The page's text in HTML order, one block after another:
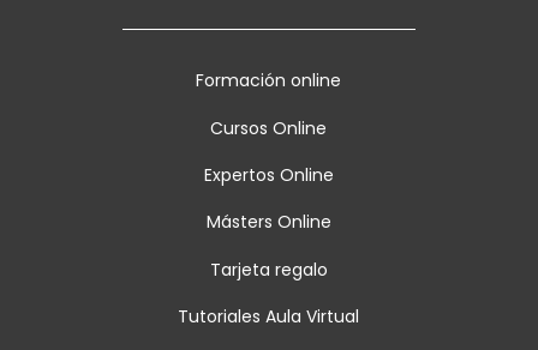
Formación online
Cursos Online
Expertos Online
Másters Online
Tarjeta regalo
Tutoriales Aula Virtual